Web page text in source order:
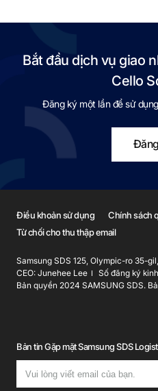
Bắt đầu dịch vụ giao
Cello
Đăng ký một lần để sử
Bản tin Gặp mặt Samsung SDS
Samsung SDS 125, Olympic-ro 35-
CEO: Junehee Lee
Số đăng ký
Bản quyền 2024 SAMSUNG SDS.
Điều khoản sử dụng
Chính sách
Từ chối cho thu thập email